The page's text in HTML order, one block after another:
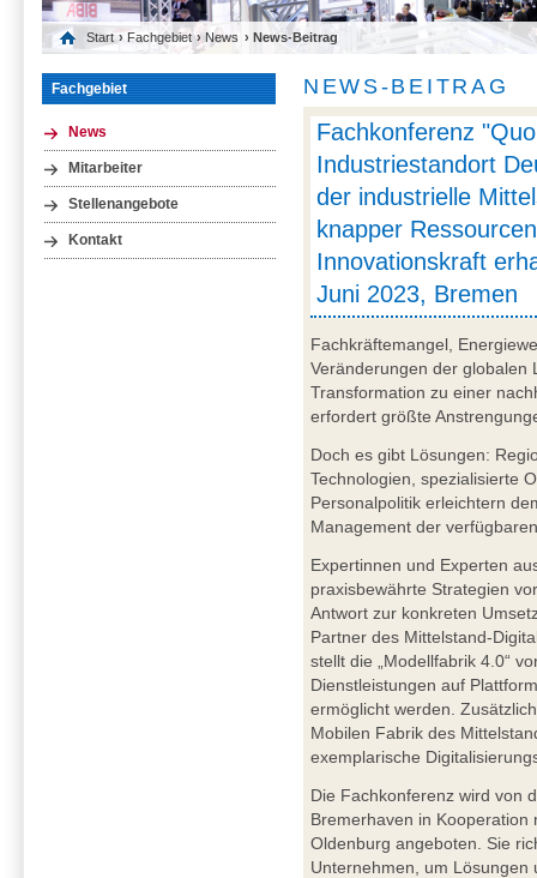
Start › Fachgebiet › News › News-Beitrag
Fachgebiet
News
Mitarbeiter
Stellenangebote
Kontakt
NEWS-BEITRAG
Fachkonferenz
Industriestandort
der industrielle
knapper
Innovationskraft
Juni 2023, Bremen
Fachkräftemangel,
Veränderungen der globalen
Transformation zu einer
erfordert größte
Doch es gibt Lösungen:
Technologien, spezialisierte
Personalpolitik erleichtern
Management der
Expertinnen und Experten
praxisbewährte Strategien
Antwort zur konkreten
Partner des Mittelstand-
stellt die „Modellfabrik 4.0“
Dienstleistungen auf
ermöglicht werden.
Mobilen Fabrik des
exemplarische
Die Fachkonferenz wird von
Bremerhaven in
Oldenburg angeboten. Sie
Unternehmen, um